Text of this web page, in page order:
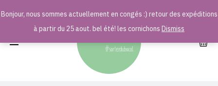
Bonjour, nous sommes actuellement en congés :) retour des expéditions
à partir du 25 aout. bel été! les cornichons Dismiss